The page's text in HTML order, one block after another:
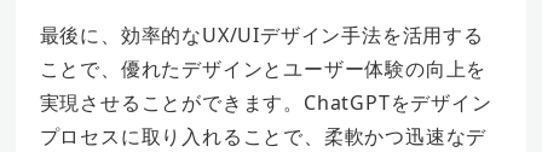
最後に、効率的なUX/UIデザイン手法を活用する
ことで、優れたデザインとユーザー体験の向上を
実現させることができます。ChatGPTをデザイン
プロセスに取り入れることで、柔軟かつ迅速なデ